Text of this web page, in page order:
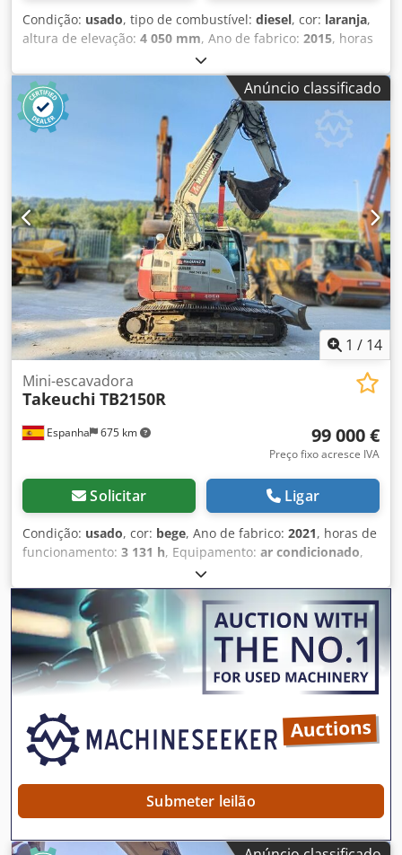
Condição: usado, tipo de combustível: diesel, cor: laranja,
altura de elevação: 4 050 mm, Ano de fabrico: 2015, horas
, Ano de fabrico: 2015 Peso em
vazio: 6.000 kg Dimensões (C x L x A): 567 x 198 x 255 cm
Tipo de motor: Yanmar 4TNV94L Dodpfxox Hgn Uo Aaiskr
Anúncio classificado
1 / 14
Espanha 675 km
Mini-escavadora
Takeuchi TB2150R
99 000 €
Preço fixo acresce IVA
Solicitar Ligar
Condição: usado, cor: bege, Ano de fabrico: 2021, horas de
funcionamento: 3 131 h, Equipamento: ar condicionado,
Peso em vazio: 16.000 kg Djdpfxszrn E Aj Aaiekr Dimensões
(C x L x A): 777 x 249 x 296 cm
Submeter leilão